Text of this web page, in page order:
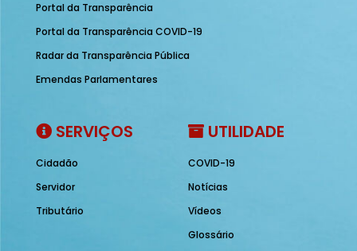
Portal da Transparência
Portal da Transparência COVID-19
Radar da Transparência Pública
Emendas Parlamentares
SERVIÇOS
Cidadão
Servidor
Tributário
UTILIDADE
COVID-19
Notícias
Vídeos
Glossário